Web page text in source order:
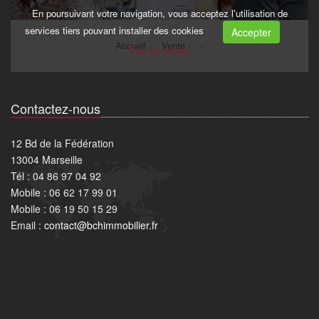
Contactez-nous
12 Bd de la Fédération
13004 Marseille
Tél : 04 86 97 04 92
Mobile : 06 62 17 99 01
Mobile : 06 19 50 15 29
Email : contact@bchimmobilier.fr